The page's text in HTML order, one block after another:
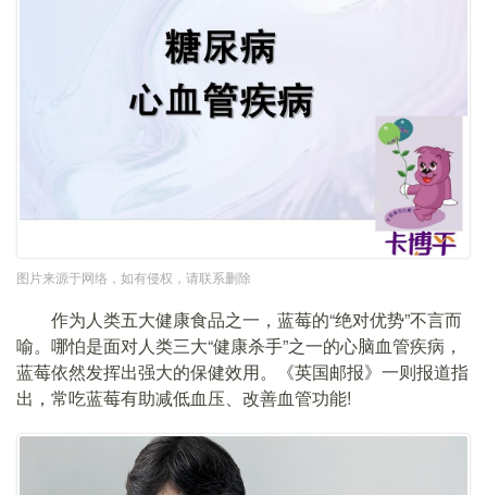
图片来源于网络，如有侵权，请联系删除
作为人类五大健康食品之一，蓝莓的“绝对优势”不言而
喻。哪怕是面对人类三大“健康杀手”之一的心脑血管疾病，
蓝莓依然发挥出强大的保健效用。《英国邮报》一则报道指
出，常吃蓝莓有助减低血压、改善血管功能!